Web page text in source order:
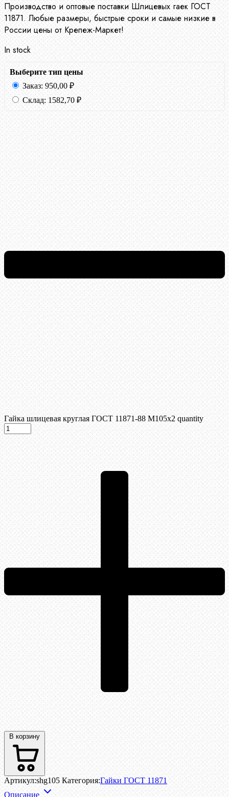
Производство и оптовые поставки Шлицевых гаек ГОСТ
11871. Любые размеры, быстрые сроки и самые низкие в
России цены от Крепеж-Маркет!
In stock
Выберите тип цены
Заказ: 950,00 ₽
Склад: 1582,70 ₽
Гайка шлицевая круглая ГОСТ 11871-88 М105х2 quantity
В корзину
Артикул:shg105 Категория:Гайки ГОСТ 11871
Описание